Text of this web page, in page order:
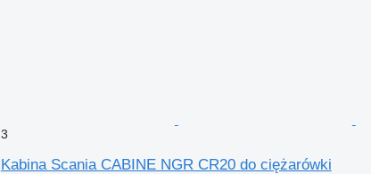
3
Kabina Scania CABINE NGR CR20 do ciężarówki